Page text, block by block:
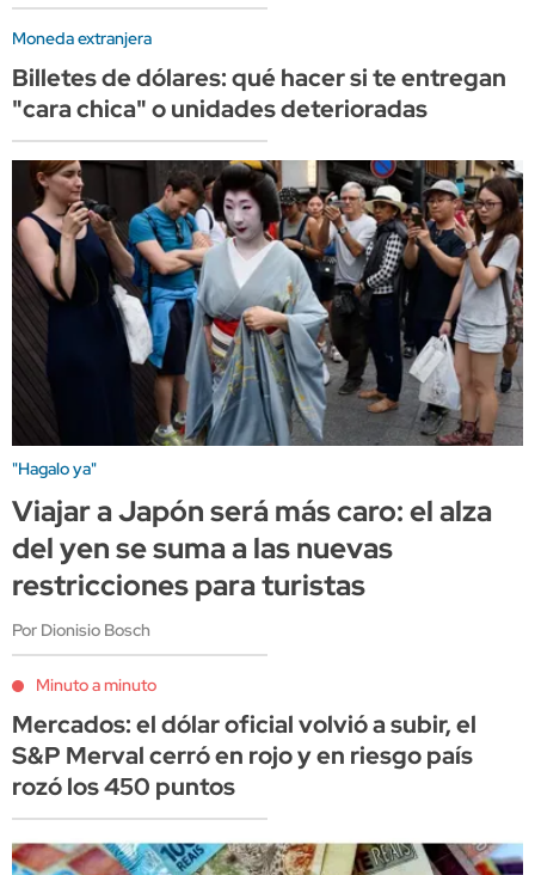
Moneda extranjera
Billetes de dólares: qué hacer si te entregan
"cara chica" o unidades deterioradas
"Hagalo ya"
Viajar a Japón será más caro: el alza
del yen se suma a las nuevas
restricciones para turistas
Por Dionisio Bosch
Minuto a minuto
Mercados: el dólar oficial volvió a subir, el
S&P Merval cerró en rojo y en riesgo país
rozó los 450 puntos